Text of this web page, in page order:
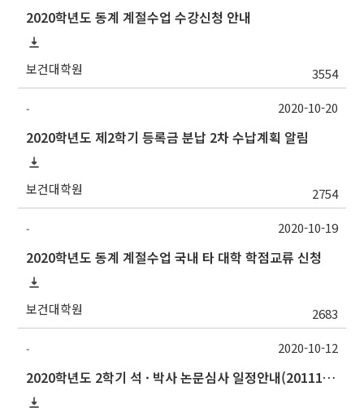
2020학년도 동계 계절수업 수강신청 안내
보건대학원 3554
-
2020학년도 제2학기 등록금 분납 2차 수납계획 알림
보건대학원 2754
2020-10-20
-
2020학년도 동계 계절수업 국내 타 대학 학점교류 신청
보건대학원 2683
2020-10-19
-
2020학년도 2학기 석 · 박사 논문심사 일정안내(201117수정)
2020-10-12